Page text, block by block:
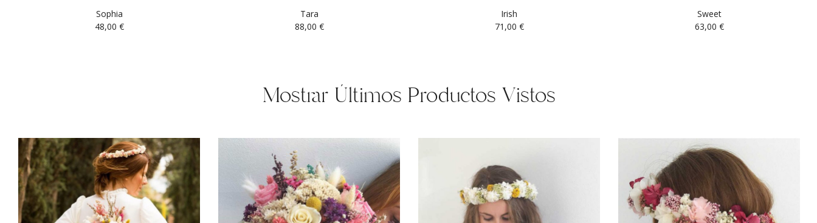
Sophia
48,00 €
Tara
88,00 €
Irish
71,00 €
Sweet
63,00 €
Mostrar Últimos Productos Vistos